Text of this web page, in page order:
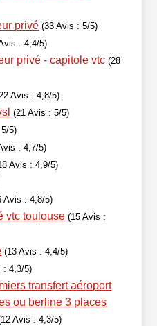
privé (33 Avis : 5/5)
: 4,4/5)
privé - capitole vtc (28
Avis : 4,8/5)
(21 Avis : 5/5)
5)
: 4,7/5)
Avis : 4,9/5)
Avis : 4,8/5)
vtc toulouse (15 Avis :
(13 Avis : 4,4/5)
: 4,3/5)
transfert aéroport
ou berline 3 places
Avis : 4,3/5)